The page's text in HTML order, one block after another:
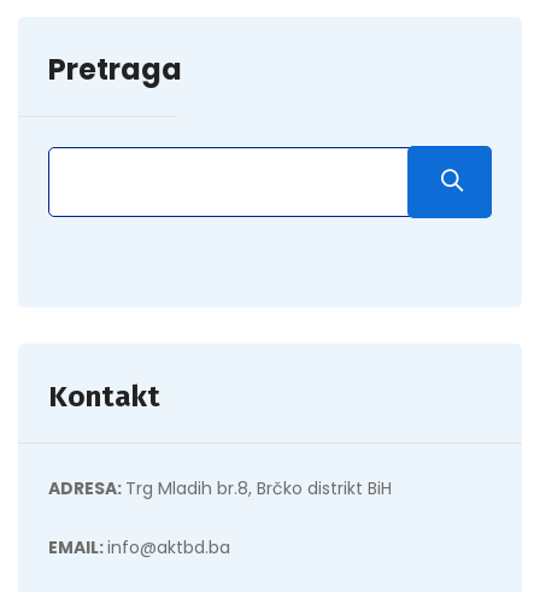
Pretraga
Kontakt
ADRESA: Trg Mladih br.8, Brčko distrikt BiH
EMAIL:info@aktbd.ba